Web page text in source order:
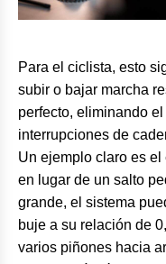
Para el ciclista, esto
subir o bajar marcha
perfecto, eliminando
interrupciones de
Un ejemplo claro es
en lugar de un salto
grande, el sistema
buje a su relación de
varios piñones hacia